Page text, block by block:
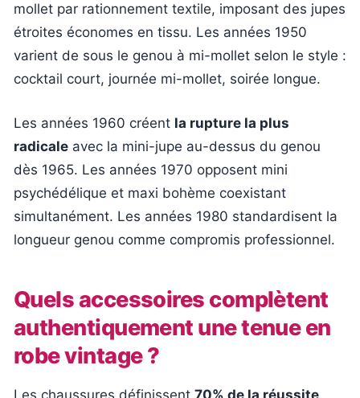
mollet par rationnement textile, imposant des jupes
étroites économes en tissu. Les années 1950
varient de sous le genou à mi-mollet selon le style :
cocktail court, journée mi-mollet, soirée longue.
Les années 1960 créent la rupture la plus
radicale avec la mini-jupe au-dessus du genou
dès 1965. Les années 1970 opposent mini
psychédélique et maxi bohème coexistant
simultanément. Les années 1980 standardisent la
longueur genou comme compromis professionnel.
Quels accessoires complètent
authentiquement une tenue en
robe vintage ?
Les chaussures définissent 70% de la réussite